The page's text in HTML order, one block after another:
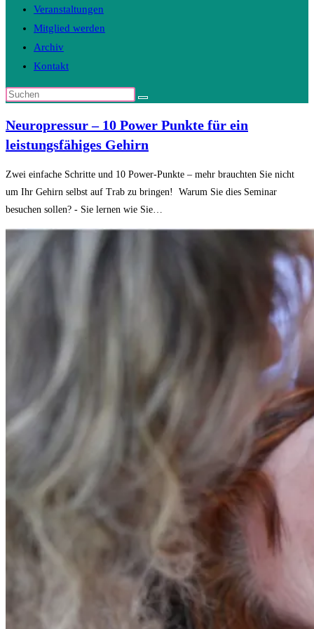
Veranstaltungen
Mitglied werden
Archiv
Kontakt
Diese
durchsuchen
Neuropressur – 10 Power Punkte für ein
leistungsfähiges Gehirn
Zwei einfache Schritte und 10 Power-Punkte – mehr brauchten Sie nicht
um Ihr Gehirn selbst auf Trab zu bringen! Warum Sie dies Seminar
besuchen sollen? - Sie lernen wie Sie…